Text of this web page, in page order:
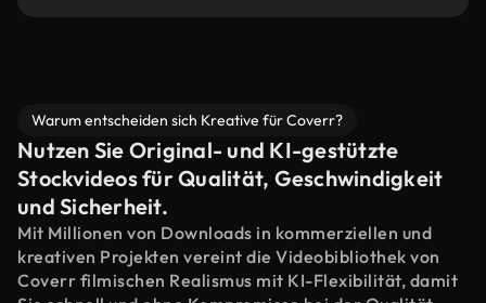
Warum entscheiden sich Kreative für Coverr?
Nutzen Sie Original- und KI-gestützte
Stockvideos für Qualität, Geschwindigkeit
und Sicherheit.
Mit Millionen von Downloads in kommerziellen und
kreativen Projekten vereint die Videobibliothek von
Coverr filmischen Realismus mit KI-Flexibilität, damit